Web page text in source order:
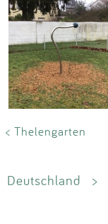
< Thelengarten
Deutschland >